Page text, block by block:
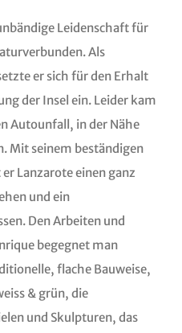
Leidenschaft für
Als
er sich für den Erhalt
der Insel ein. Leider kam
Autounfall, in der Nähe
Mit seinem beständigen
Lanzarote einen ganz
und ein
Den Arbeiten und
begegnet man
flache Bauweise,
& grün, die
und Skulpturen, das